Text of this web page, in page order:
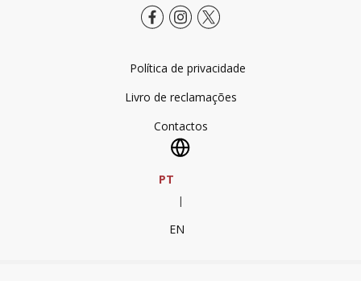
Política de privacidade
Livro de reclamações
Contactos
PT
|
EN